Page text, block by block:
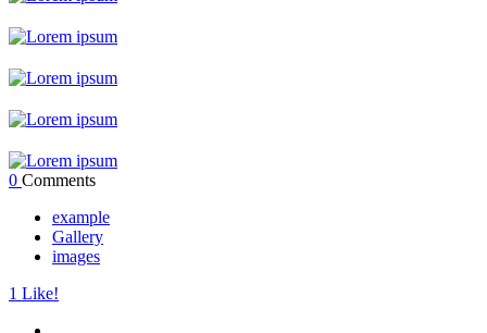
0 Comments
example
Gallery
images
1 Like!